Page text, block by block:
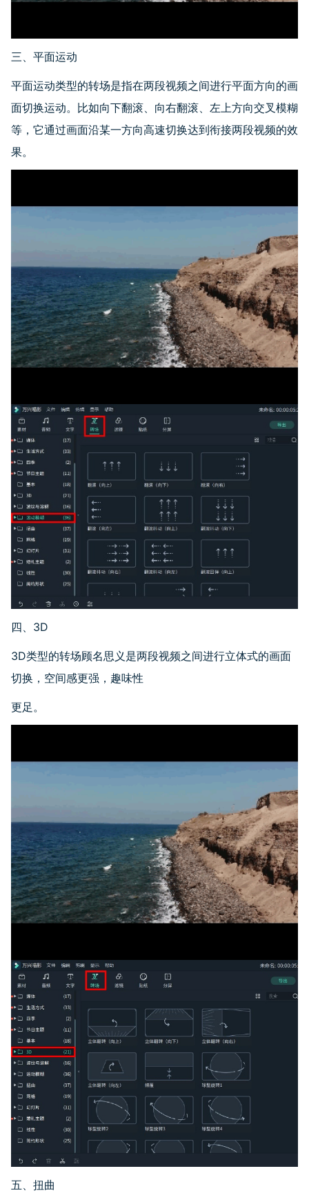
三、平面运动
平面运动类型的转场是指在两段视频之间进行平面方向的画
面切换运动。比如向下翻滚、向右翻滚、左上方向交叉模糊
等，它通过画面沿某一方向高速切换达到衔接两段视频的效
果。
四、 3D
3D类型的转场顾名思义是两段视频之间进行立体式的画面
切换，空间感更强，趣味性
更足。
五、扭曲